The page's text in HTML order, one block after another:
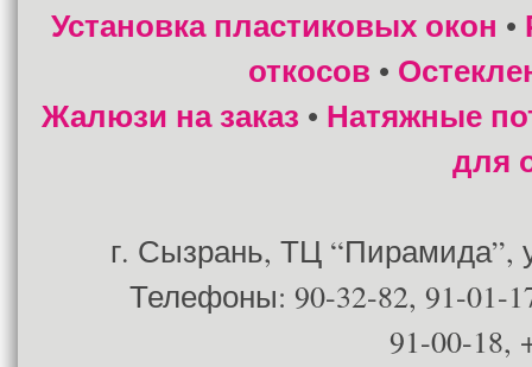
Установка пластиковых окон •
откосов •
Жалюзи на заказ • Натяжные
для
г. Сызрань, ТЦ “Пирамида”,
Телефоны: 90-32-82, 91-01-
91-00-18,